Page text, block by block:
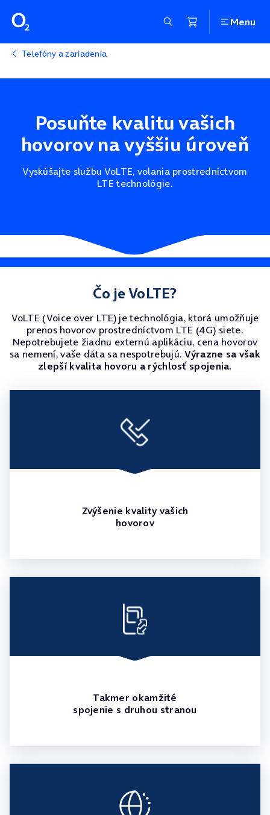
Menu
Telefóny a zariadenia
Posuňte kvalitu vašich
hovorov na vyššiu úroveň
Vyskúšajte službu VoLTE, volania prostredníctvom
LTE technológie.
Čo je VoLTE?
VoLTE (Voice over LTE) je technológia, ktorá umožňuje
prenos hovorov prostredníctvom LTE (4G) siete.
Nepotrebujete žiadnu externú aplikáciu, cena hovorov
sa nemení, vaše dáta sa nespotrebujú.Výrazne sa však
zlepší kvalita hovoru a rýchlosť spojenia.
Zvýšenie kvality vašich
hovorov
Takmer okamžité
spojenie s druhou stranou